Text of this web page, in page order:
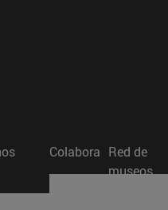
ventana)
ventana)
Colabora Red de
museos